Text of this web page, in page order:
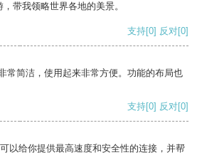
带我领略世界各地的美景。
支持[0] 反对[0]
常简洁，使用起来非常方便。功能的布局也
支持[0] 反对[0]
以给你提供最高速度和安全性的连接，并帮